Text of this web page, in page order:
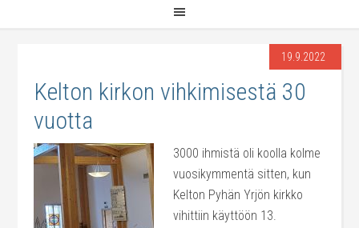
19.9.2022
Kelton kirkon vihkimisestä 30
vuotta
3000 ihmistä oli koolla kolme
vuosikymmentä sitten, kun
Kelton Pyhän Yrjön kirkko
vihittiin käyttöön 13.